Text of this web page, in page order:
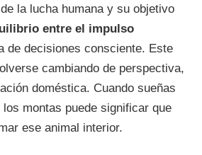
la lucha humana y su objetivo
entre el impulso
de decisiones consciente. Este
cambiando de perspectiva,
doméstica. Cuando sueñas
montas puede significar que
ese animal interior.